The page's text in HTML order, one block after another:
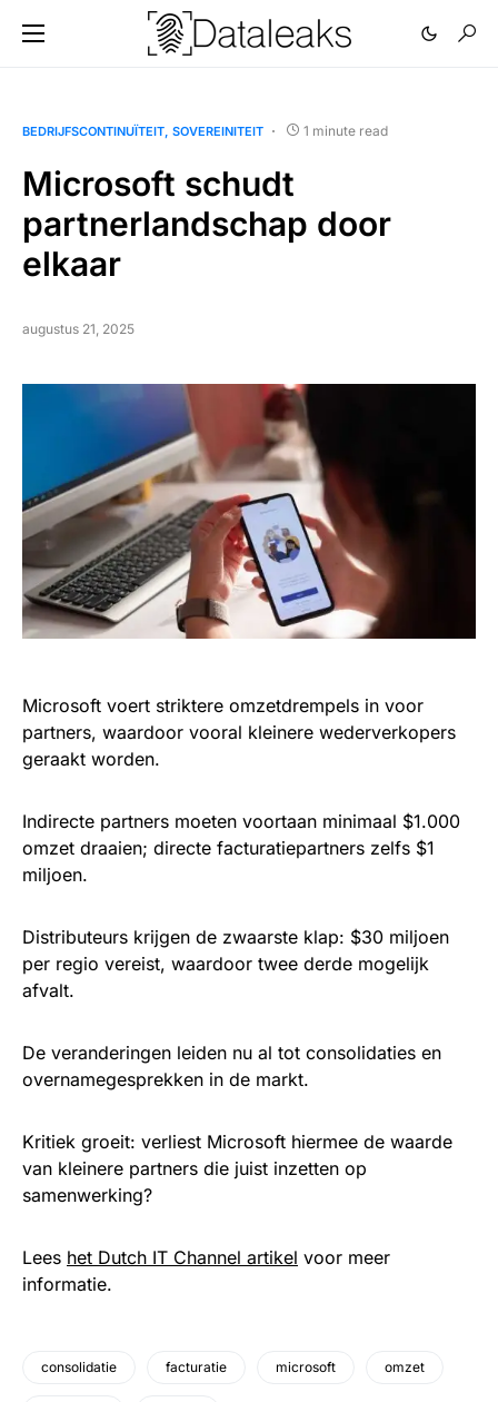
BEDRIJFSCONTINUÏTEIT SOVEREINITEIT 1 minute read
Microsoft schudt
partnerlandschap door
elkaar
augustus 21, 2025
Microsoft voert striktere omzetdrempels in voor
partners, waardoor vooral kleinere wederverkopers
geraakt worden.
Indirecte partners moeten voortaan minimaal $1.000
omzet draaien; directe facturatiepartners zelfs $1
miljoen.
Distributeurs krijgen de zwaarste klap: $30 miljoen
per regio vereist, waardoor twee derde mogelijk
afvalt.
De veranderingen leiden nu al tot consolidaties en
overnamegesprekken in de markt.
Kritiek groeit: verliest Microsoft hiermee de waarde
van kleinere partners die juist inzetten op
samenwerking?
Lees het Dutch IT Channel artikel voor meer
informatie.
consolidatie facturatie microsoft omzet